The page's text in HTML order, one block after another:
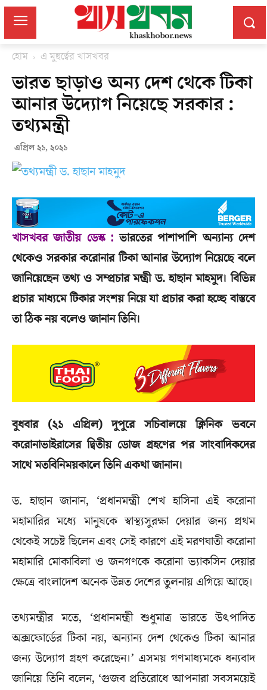
হোম এ মুহুর্ত্বের খাসখবর
ভারত ছাড়াও অন্য দেশ থেকে টিকা
আনার উদ্যোগ নিয়েছে সরকার :
তথ্যমন্ত্রী
এপ্রিল ২১, ২০২১
খাসখবর জাতীয় ডেস্ক : ভারতের পাশাপাশি অন্যান্য দেশ
থেকেও সরকার করোনার টিকা আনার উদ্যোগ নিয়েছে বলে
জানিয়েছেন তথ্য ও সম্প্রচার মন্ত্রী ড. হাছান মাহমুদ। বিভিন্ন
প্রচার মাধ্যমে টিকার সংশয় নিয়ে যা প্রচার করা হচ্ছে বাস্তবে
তা ঠিক নয় বলেও জানান তিনি।
বুধবার (২১ এপ্রিল) দুপুরে সচিবালয়ে ক্লিনিক ভবনে
করোনাভাইরাসের দ্বিতীয় ডোজ গ্রহণের পর সাংবাদিকদের
সাথে মতবিনিময়কালে তিনি একথা জানান।
ড. হাছান জানান, ‘প্রধানমন্ত্রী শেখ হাসিনা এই করোনা
মহামারির মধ্যে মানুষকে স্বাস্থ্যসুরক্ষা দেয়ার জন্য প্রথম
থেকেই সচেষ্ট ছিলেন এবং সেই কারণে এই মরণঘাতী করোনা
মহামারি মোকাবিলা ও জনগণকে করোনা ভ্যাকসিন দেয়ার
ক্ষেত্রে বাংলাদেশ অনেক উন্নত দেশের তুলনায় এগিয়ে আছে।
তথ্যমন্ত্রীর মতে, ‘প্রধানমন্ত্রী শুধুমাত্র ভারতে উৎপাদিত
অক্সফোর্ডের টিকা নয়, অন্যান্য দেশ থেকেও টিকা আনার
জন্য উদ্যোগ গ্রহণ করেছেন।’ এসময় গণমাধ্যমকে ধন্যবাদ
জানিয়ে তিনি বলেন, ‘গুজব প্রতিরোধে আপনারা সবসময়েই